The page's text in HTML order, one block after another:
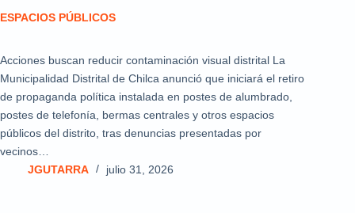
ESPACIOS PÚBLICOS
Acciones buscan reducir contaminación visual distrital La
Municipalidad Distrital de Chilca anunció que iniciará el retiro
de propaganda política instalada en postes de alumbrado,
postes de telefonía, bermas centrales y otros espacios
públicos del distrito, tras denuncias presentadas por
vecinos…
JGUTARRA
julio 31, 2026